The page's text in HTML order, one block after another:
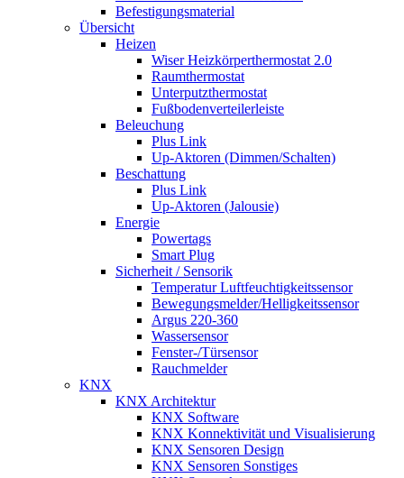
Befestigungsmaterial
Übersicht
Heizen
Wiser Heizkörperthermostat 2.0
Raumthermostat
Unterputzthermostat
Fußbodenverteilerleiste
Beleuchung
Plus Link
Up-Aktoren (Dimmen/Schalten)
Beschattung
Plus Link
Up-Aktoren (Jalousie)
Energie
Powertags
Smart Plug
Sicherheit / Sensorik
Temperatur Luftfeuchtigkeitssensor
Bewegungsmelder/Helligkeitssensor
Argus 220-360
Wassersensor
Fenster-/Türsensor
Rauchmelder
KNX
KNX Architektur
KNX Software
KNX Konnektivität und Visualisierung
KNX Sensoren Design
KNX Sensoren Sonstiges